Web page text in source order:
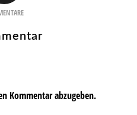
Kommentar abzugeben.